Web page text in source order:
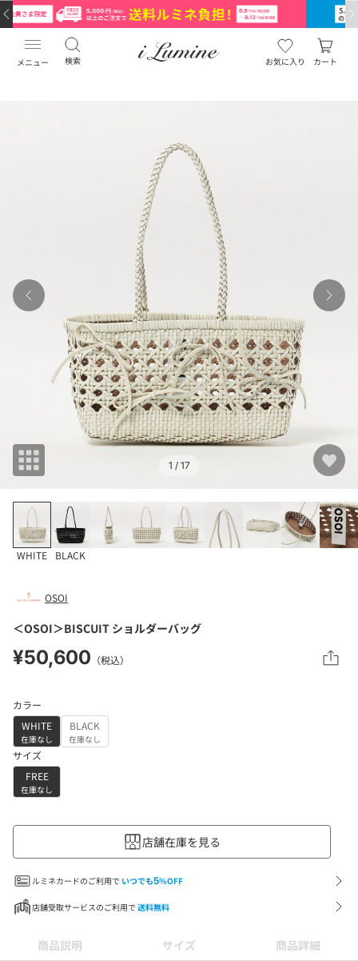
メニュー 検索 お気に入り カート
1 / 17
WHITE BLACK
OSOI
＜OSOI＞BISCUIT ショルダーバッグ
¥50,600 （税込）
カラー
WHITE
在庫なし
BLACK
在庫なし
サイズ
FREE
在庫なし
店舗在庫を見る
ルミネカードのご利用で いつでも5%OFF
店舗受取サービスのご利用で 送料無料
商品説明 サイズ 商品詳細